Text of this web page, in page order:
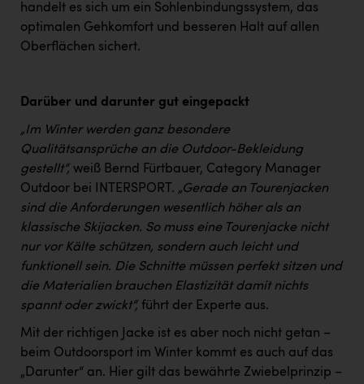
handelt es sich um ein Sohlenbindungssystem, das
optimalen Gehkomfort und besseren Halt auf allen
Oberflächen sichert.
Darüber und darunter gut eingepackt
„Im Winter werden ganz besondere
Qualitätsansprüche an die Outdoor-Bekleidung
gestellt“, weiß Bernd Fürtbauer, Category Manager
Outdoor bei INTERSPORT. „Gerade an Tourenjacken
sind die Anforderungen wesentlich höher als an
klassische Skijacken. So muss eine Tourenjacke nicht
nur vor Kälte schützen, sondern auch leicht und
funktionell sein. Die Schnitte müssen perfekt sitzen und
die Materialien brauchen Elastizität damit nichts
spannt oder zwickt“, führt der Experte aus.
Mit der richtigen Jacke ist es aber noch nicht getan –
beim Outdoorsport im Winter kommt es auch auf das
„Darunter“ an. Hier gilt das bewährte Zwiebelprinzip –